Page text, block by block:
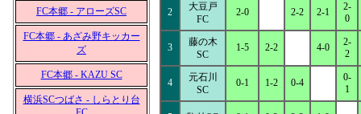
FC本郷 - アローズSC
FC本郷 - あざみ野キッカー
ズ
FC本郷 - KAZU SC
横浜SCつばさ - しらとり台
2
大豆戸
FC
2-0 2-2 2-1
2-
0
3
藤の木
SC
1-5 2-2 4-0
2-
2
4
元石川
SC
0-1 1-2 0-4
0-
1